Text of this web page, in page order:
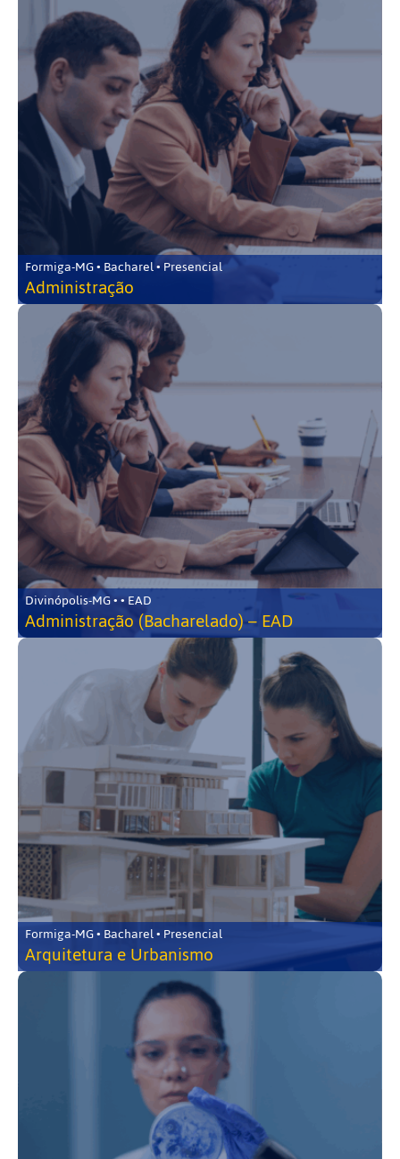
Formiga-MG • Bacharel • Presencial
Administração
Divinópolis-MG • • EAD
Administração (Bacharelado) – EAD
Formiga-MG • Bacharel • Presencial
Arquitetura e Urbanismo